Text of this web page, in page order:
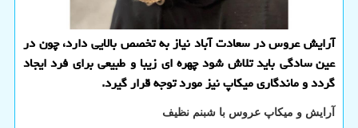
آرایش عروس در سعادت آباد نیاز به تخصص بالایی دارد، چون در
عین سادگی باید تلاش شود چهره ای زیبا و طبیعی برای فرد ایجاد
گردد و ماندگاری میکاپ نیز مورد توجه قرار گیرد.
آرایش و میکاپ عروس با شبنم نظیف